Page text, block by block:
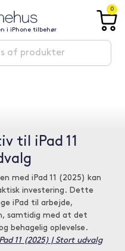
i iPhone tilbehør
0
til iPad 11
med iPad 11 (2025) kan
investering. Dette
iPad til arbejde,
samtidig med at det
behagelig oplevelse.
11 (2025) | Stort udvalg